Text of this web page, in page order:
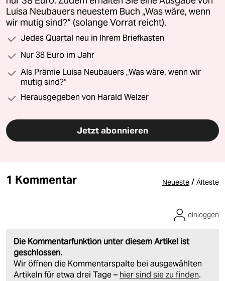
Luisa Neubauers neuestem Buch „Was wäre, wenn
wir mutig sind?“ (solange Vorrat reicht).
Jedes Quartal neu in Ihrem Briefkasten
Nur 38 Euro im Jahr
Als Prämie Luisa Neubauers „Was wäre, wenn wir
mutig sind?“
Herausgegeben von Harald Welzer
Jetzt abonnieren
1 Kommentar Neueste / Älteste
Die Kommentarfunktion unter diesem Artikel ist
geschlossen.
Wir öffnen die Kommentarspalte bei ausgewählten
Artikeln für etwa drei Tage – hier sind sie zu finden.
einloggen